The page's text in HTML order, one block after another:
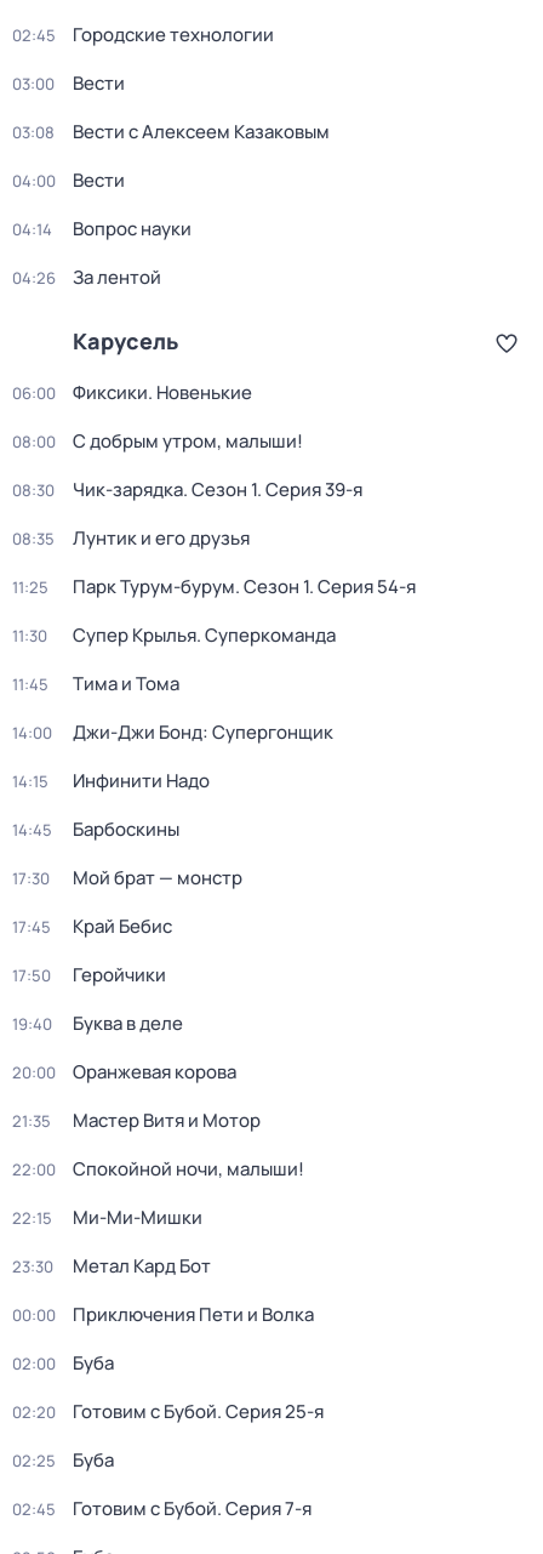
02:45 Городские технологии
03:00 Вести
03:08 Вести с Алексеем Казаковым
04:00 Вести
04:14 Вопрос науки
04:26 За лентой
Карусель
06:00 Фиксики. Новенькие
08:00 С добрым утром, малыши!
08:30 Чик-зарядка. Сезон 1. Серия 39-я
08:35 Лунтик и его друзья
11:25 Парк Турум-бурум. Сезон 1. Серия 54-я
11:30 Супер Крылья. Суперкоманда
11:45 Тима и Тома
14:00 Джи-Джи Бонд: Супергонщик
14:15 Инфинити Надо
14:45 Барбоскины
17:30 Мой брат — монстр
17:45 Край Бебис
17:50 Геройчики
19:40 Буква в деле
20:00 Оранжевая корова
21:35 Мастер Витя и Мотор
22:00 Спокойной ночи, малыши!
22:15 Ми-Ми-Мишки
23:30 Метал Кард Бот
00:00 Приключения Пети и Волка
02:00 Буба
02:20 Готовим с Бубой. Серия 25-я
02:25 Буба
02:45 Готовим с Бубой. Серия 7-я